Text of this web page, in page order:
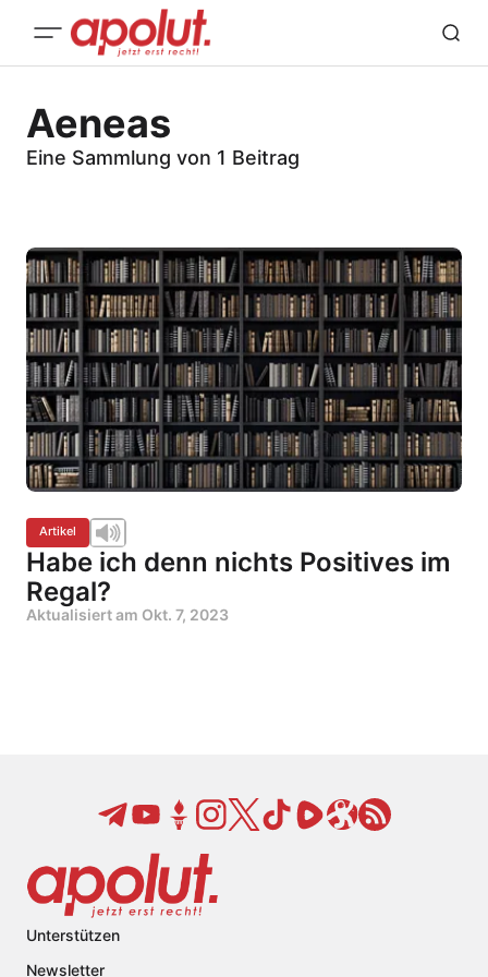
Aeneas
Eine Sammlung von 1 Beitrag
Artikel
Habe ich denn nichts Positives im
Regal?
Aktualisiert am Okt. 7, 2023
Unterstützen
Newsletter